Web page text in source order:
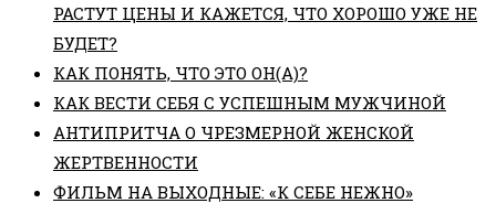
РАСТУТ ЦЕНЫ И КАЖЕТСЯ, ЧТО ХОРОШО УЖЕ НЕ
БУДЕТ?
КАК ПОНЯТЬ, ЧТО ЭТО ОН(А)?
КАК ВЕСТИ СЕБЯ С УСПЕШНЫМ МУЖЧИНОЙ
АНТИПРИТЧА О ЧРЕЗМЕРНОЙ ЖЕНСКОЙ
ЖЕРТВЕННОСТИ
ФИЛЬМ НА ВЫХОДНЫЕ: «К СЕБЕ НЕЖНО»